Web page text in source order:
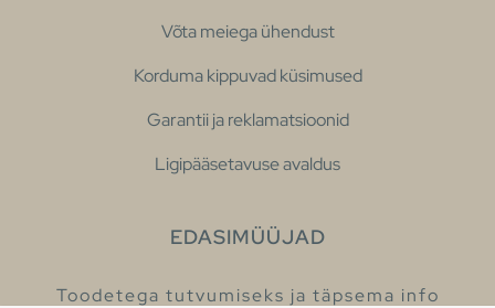
Võta meiega ühendust
Korduma kippuvad küsimused
Garantii ja reklamatsioonid
Ligipääsetavuse avaldus
EDASIMÜÜJAD
Toodetega tutvumiseks ja täpsema info